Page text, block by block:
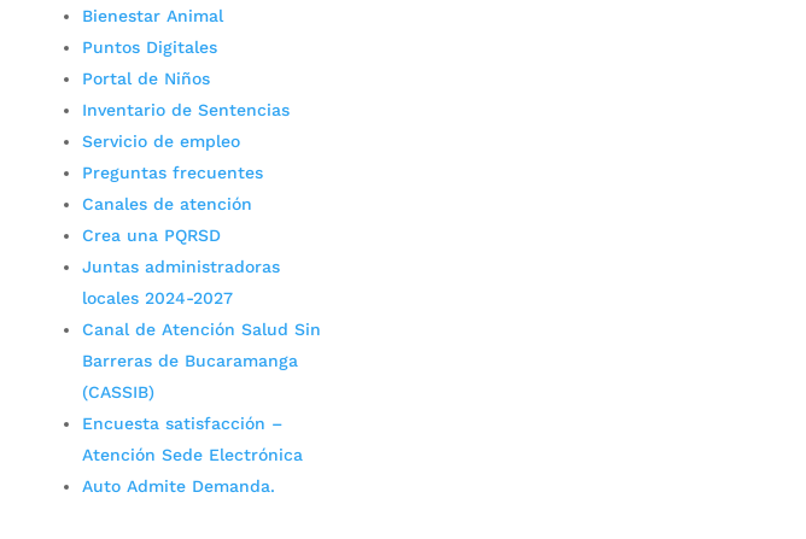
Bienestar Animal
Puntos Digitales
Portal de Niños
Inventario de Sentencias
Servicio de empleo
Preguntas frecuentes
Canales de atención
Crea una PQRSD
Juntas administradoras
locales 2024-2027
Canal de Atención Salud Sin
Barreras de Bucaramanga
(CASSIB)
Encuesta satisfacción –
Atención Sede Electrónica
Auto Admite Demanda.